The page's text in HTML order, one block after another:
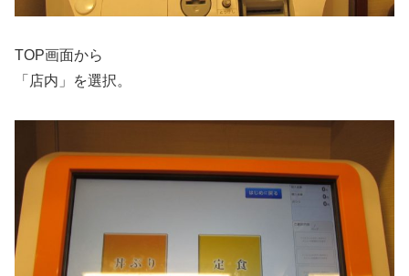
TOP画面から
「店内」を選択。